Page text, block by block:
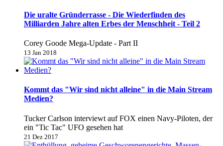
Die uralte Gründerrasse - Die Wiederfinden des
Milliarden Jahre alten Erbes der Menschheit - Teil 2
Corey Goode Mega-Update - Part II
13 Jan 2018
Kommt das "Wir sind nicht alleine" in die Main Stream
Medien?
Tucker Carlson interviewt auf FOX einen Navy-Piloten, der
ein "Tic Tac" UFO gesehen hat
21 Dez 2017